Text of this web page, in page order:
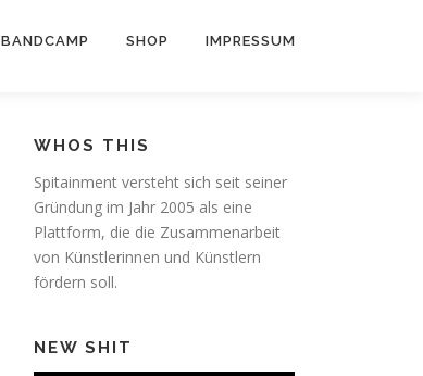
BANDCAMP SHOP IMPRESSUM
WHOS THIS
Spitainment versteht sich seit seiner
Gründung im Jahr 2005 als eine
Plattform, die die Zusammenarbeit
von Künstlerinnen und Künstlern
fördern soll.
NEW SHIT